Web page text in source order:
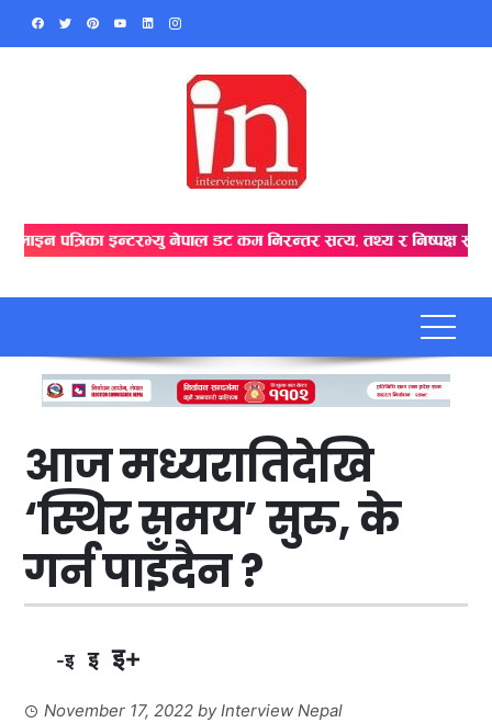
Skip
आज मध्यरातिदेखि
‘स्थिर समय’ सुरु, के
गर्न पाइँदैन ?
-इ इ इ+
November 17, 2022 byInterview Nepal